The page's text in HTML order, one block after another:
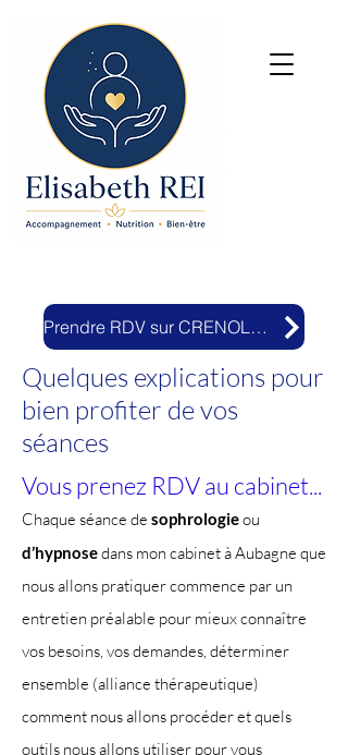
Prendre RDV sur CRENOLIBRE
Quelques explications pour
bien profiter de vos
séances
Vous prenez RDV au cabinet...
Chaque séance de sophrologieou
d’hypnosedans mon cabinet à Aubagne que
nous allons pratiquer commence par un
entretien préalable pour mieux connaître
vos besoins, vos demandes, déterminer
ensemble (alliance thérapeutique)
comment nous allons procéder et quels
outils nous allons utiliser pour vous